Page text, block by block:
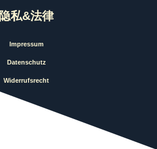
隐私&法律
Impressum
Datenschutz
Widerrufsrecht